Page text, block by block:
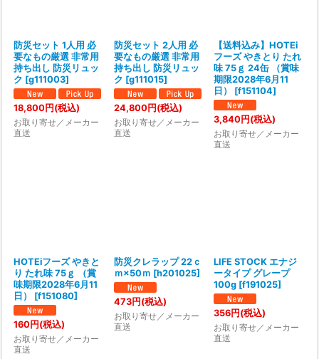
防災セット 1人用 必
要なもの厳選 非常用
持ち出し 防災リュッ
ク [g111003]
18,800円 (税込)
お取り寄せ／メーカー
直送
防災セット 2人用 必
要なもの厳選 非常用
持ち出し 防災リュッ
ク [g111015]
24,800円 (税込)
お取り寄せ／メーカー
直送
【送料込み】HOTEi
フーズ やきとり たれ
味 75ｇ 24缶 （賞味
期限2028年6月11
日）
[f151104]
3,840円 (税込)
お取り寄せ／メーカー
直送
HOTEiフーズ やきと
り たれ味 75ｇ （賞
味期限2028年6月11
日）
[f151080]
160円 (税込)
お取り寄せ／メーカー
直送
防災クレラップ 22ｃ
ｍ×50ｍ [h201025]
473円 (税込)
お取り寄せ／メーカー
直送
LIFE STOCK エナジ
ータイプ グレープ
100g [f191025]
356円 (税込)
お取り寄せ／メーカー
直送